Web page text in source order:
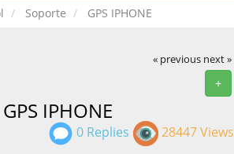
Soporte GPS IPHONE
« previous next »
+
GPS IPHONE
0 Replies 28447 Views